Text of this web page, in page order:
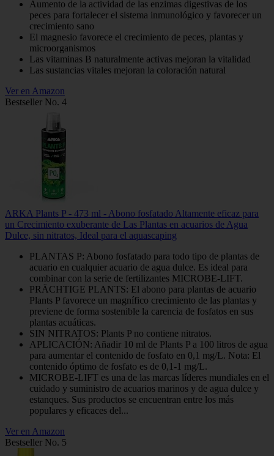
Aumento de la actividad de las enzimas digestivas de los
peces para fortalecer el sistema inmunológico y favorecer un
crecimiento sano
El magnesio favorece el crecimiento de peces, plantas y
microorganismos
Las vitaminas B naturalmente activas mejoran la vitalidad
Las sustancias vitales mejoran la coloración natural
Ver en Amazon
Bestseller No. 4
ARKA Plants P - 473 ml - Abono fosfatado Altamente eficaz para
un Crecimiento exuberante de Las Plantas en acuarios de Agua
Dulce, sin nitratos, Ideal para el aquascaping
PLANTAS P: Abono fosfatado para todo tipo de plantas de
acuario en cualquier acuario de agua dulce. Es ideal para
combinar con la serie de fertilizantes MICROBE-LIFT.
PRÄCHTIGE PLANTS: El abono para plantas de acuario
Plants P favorece un magnífico crecimiento de las plantas y
previene de forma sostenible la carencia de fosfatos en sus
plantas acuáticas.
SIN NITRATOS: Plants P no contiene nitratos.
APLICACIÓN: Añadir 10 ml de Plants P a 100 litros de agua
para aumentar el contenido de fosfato en 0,1 mg/L. Nota: El
contenido óptimo de fosfato es de 0,1-1 mg/L.
MICROBE-LIFT es una de las marcas líderes mundiales en el
cuidado y suministro de acuarios marinos y de agua dulce y
estanques. Sus productos se encuentran entre los más
populares y eficaces del...
Ver en Amazon
Bestseller No. 5